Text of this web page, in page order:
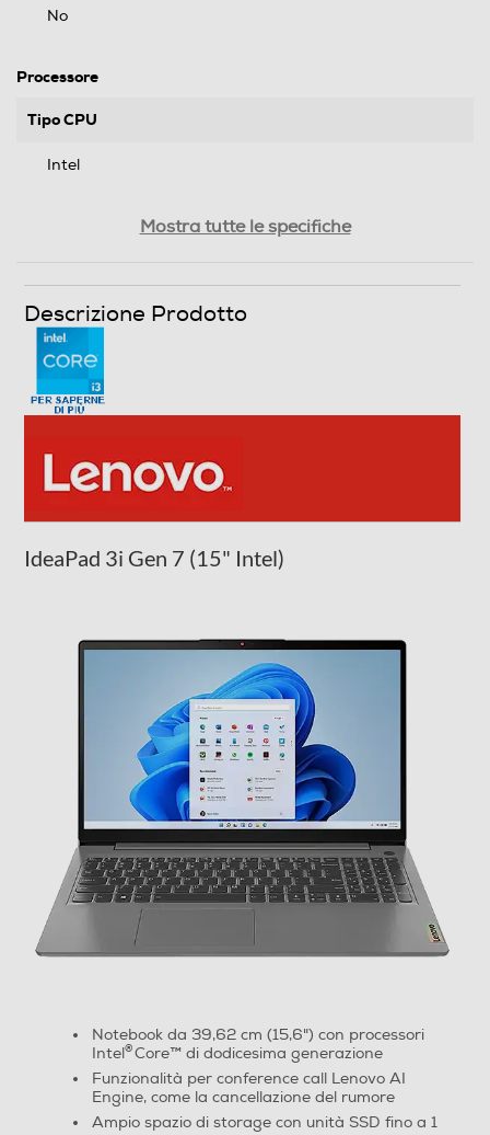
No
Processore
Tipo CPU
Intel
Tipo di processore
Nome Processore
i3-1215U
Piattaforma EVO
Cache di terzo livello-MB
Marca Chipset
Intel
Tipo Chipset
Memoria RAM
Tipo di RAM
DDR4
Mostra tutte le specifiche
Descrizione Prodotto
IdeaPad 3i Gen 7 (15" Intel)
Notebook da 39,62 cm (15,6") con processori
Intel®Core™ di dodicesima generazione
Funzionalità per conference call Lenovo AI
Engine, come la cancellazione del rumore
Ampio spazio di storage con unità SSD fino a 1